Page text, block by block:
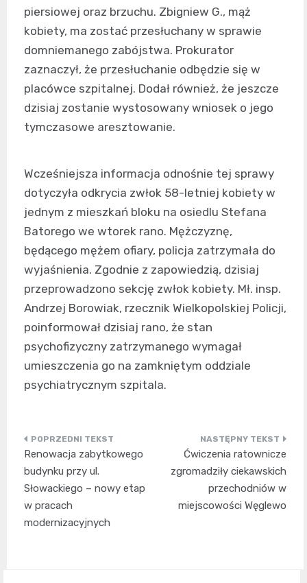
piersiowej oraz brzuchu. Zbigniew G., mąż
kobiety, ma zostać przesłuchany w sprawie
domniemanego zabójstwa. Prokurator
zaznaczył, że przesłuchanie odbędzie się w
placówce szpitalnej. Dodał również, że jeszcze
dzisiaj zostanie wystosowany wniosek o jego
tymczasowe aresztowanie.
Wcześniejsza informacja odnośnie tej sprawy
dotyczyła odkrycia zwłok 58-letniej kobiety w
jednym z mieszkań bloku na osiedlu Stefana
Batorego we wtorek rano. Mężczyznę,
będącego mężem ofiary, policja zatrzymała do
wyjaśnienia. Zgodnie z zapowiedzią, dzisiaj
przeprowadzono sekcję zwłok kobiety. Mł. insp.
Andrzej Borowiak, rzecznik Wielkopolskiej Policji,
poinformował dzisiaj rano, że stan
psychofizyczny zatrzymanego wymagał
umieszczenia go na zamkniętym oddziale
psychiatrycznym szpitala.
Nawigacja
wpisu
Renowacja zabytkowego
budynku przy ul.
Słowackiego – nowy etap
w pracach
modernizacyjnych
Ćwiczenia ratownicze
zgromadziły ciekawskich
przechodniów w
miejscowości Węglewo